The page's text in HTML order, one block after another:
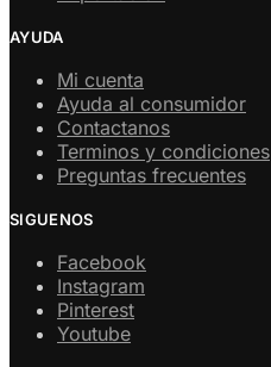
AYUDA
Mi cuenta
Ayuda al consumidor
Contactanos
Terminos y condiciones
Preguntas frecuentes
SIGUENOS
Facebook
Instagram
Pinterest
Youtube